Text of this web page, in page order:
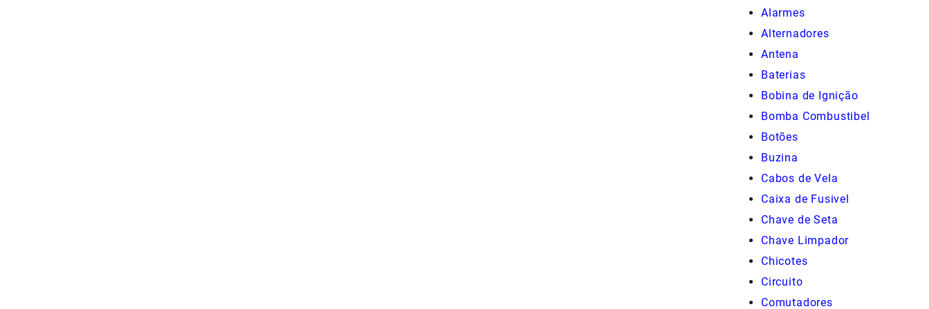
Alarmes
Alternadores
Antena
Baterias
Bobina de Ignição
Bomba Combustibel
Botões
Buzina
Cabos de Vela
Caixa de Fusivel
Chave de Seta
Chave Limpador
Chicotes
Circuito
Comutadores